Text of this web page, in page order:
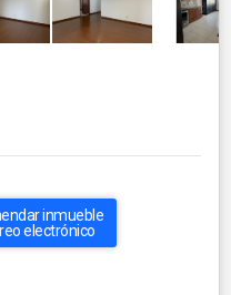
inmueble
electrónico